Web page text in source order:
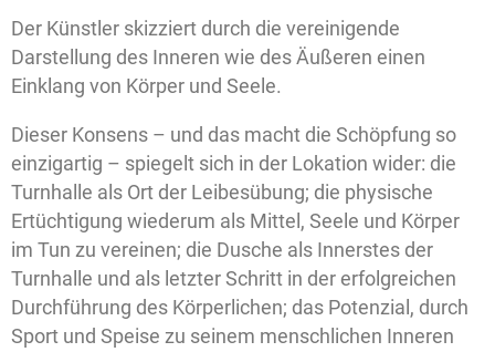
Der Künstler skizziert durch die vereinigende
Darstellung des Inneren wie des Äußeren einen
Einklang von Körper und Seele.
Dieser Konsens – und das macht die Schöpfung so
einzigartig – spiegelt sich in der Lokation wider: die
Turnhalle als Ort der Leibesübung; die physische
Ertüchtigung wiederum als Mittel, Seele und Körper
im Tun zu vereinen; die Dusche als Innerstes der
Turnhalle und als letzter Schritt in der erfolgreichen
Durchführung des Körperlichen; das Potenzial, durch
Sport und Speise zu seinem menschlichen Inneren